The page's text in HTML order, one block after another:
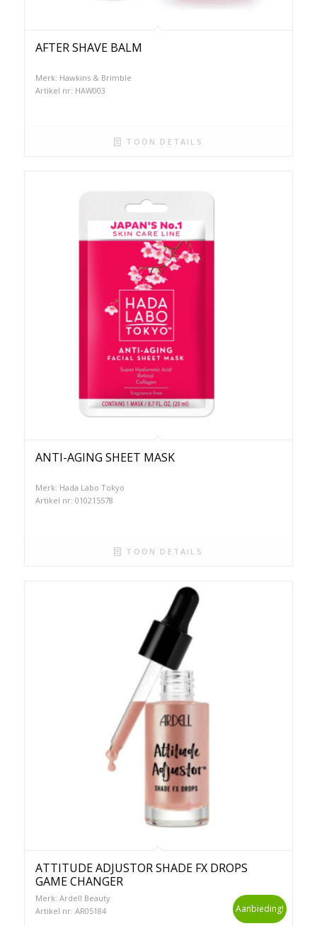
AFTER SHAVE BALM
Merk: Hawkins & Brimble
Artikel nr: HAW003
TOON DETAILS
ANTI-AGING SHEET MASK
Merk: Hada Labo Tokyo
Artikel nr: 010215578
TOON DETAILS
ATTITUDE ADJUSTOR SHADE FX DROPS
GAME CHANGER
Merk: Ardell Beauty
Artikel nr: AR05184
Aanbieding!